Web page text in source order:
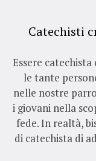
Catechisti
Essere
le tante
nelle nostre
i giovani nella
fede. In realtà,
di catechista di